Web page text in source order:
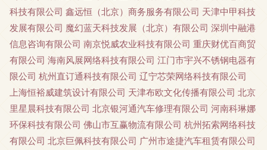
科技有限公司 鑫远恒（北京）商务服务有限公司 天津中甲科技
发展有限公司 魔幻蓝天科技发展（北京）有限公司 深圳中融港
信息咨询有限公司 南京悦威农业科技有限公司 重庆财优百商贸
有限公司 海南风展网络科技有限公司 江门市宇兴不锈钢电器有
限公司 杭州直订通科技有限公司 辽宁芯荣网络科技有限公司
上海恒裕威建筑设计有限公司 天津布欧文化传播有限公司 北京
里星晨科技有限公司 北京银河通汽车修理有限公司 河南科琳娜
环保科技有限公司 佛山市互赢物流有限公司 杭州拓索网络科技
有限公司 北京巨佩科技有限公司 广州市途捷汽车租赁有限公司